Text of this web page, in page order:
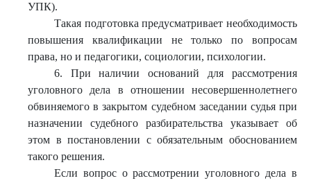
УПК).
Такая подготовка предусматривает необходимость
повышения квалификации не только по вопросам
права, но и педагогики, социологии, психологии.
6. При наличии оснований для рассмотрения
уголовного дела в отношении несовершеннолетнего
обвиняемого в закрытом судебном заседании судья при
назначении судебного разбирательства указывает об
этом в постановлении с обязательным обоснованием
такого решения.
Если вопрос о рассмотрении уголовного дела в